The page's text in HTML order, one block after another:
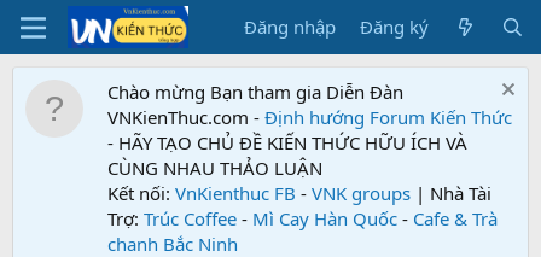
Đăng nhập Đăng ký
Chào mừng Bạn tham gia Diễn Đàn
VNKienThuc.com - Định hướng Forum Kiến Thức
- HÃY TẠO CHỦ ĐỀ KIẾN THỨC HỮU ÍCH VÀ
CÙNG NHAU THẢO LUẬN
Kết nối: VnKienthuc FB - VNK groups | Nhà Tài
Trợ: Trúc Coffee - Mì Cay Hàn Quốc - Cafe & Trà
chanh Bắc Ninh